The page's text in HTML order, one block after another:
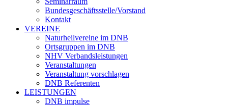
Bundesgeschäftsstelle/Vorstand
Kontakt
VEREINE
Naturheilvereine im DNB
Ortsgruppen im DNB
NHV Verbandsleistungen
Veranstaltungen
Veranstaltung vorschlagen
DNB Referenten
LEISTUNGEN
DNB impulse